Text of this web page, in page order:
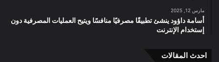
مارس 12, 2025
أسامة داؤود ينشئ تطبيقًا مصرفيًا منافسًا ويتيح العمليات المصرفية دون
إستخدام الإنترنت
احدث المقالات